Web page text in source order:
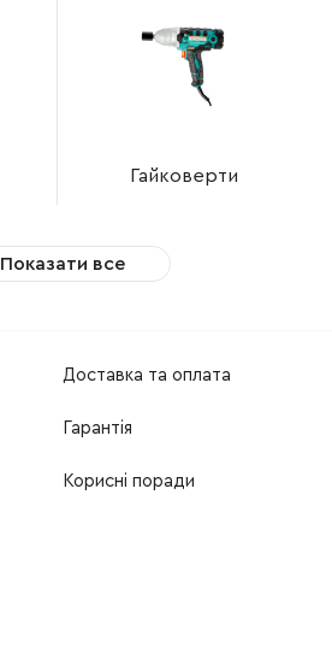
Гайковерти
Показати все
Доставка та оплата
Гарантія
Корисні поради